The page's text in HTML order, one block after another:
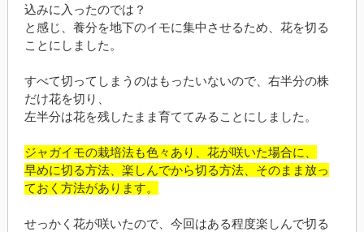
込みに入ったのでは？
と感じ、養分を地下のイモに集中させるため、花を切る
ことにしました。
すべて切ってしまうのはもったいないので、右半分の株
だけ花を切り、
左半分は花を残したまま育ててみることにしました。
ジャガイモの栽培法も色々あり、花が咲いた場合に、
早めに切る方法、楽しんでから切る方法、そのまま放っ
ておく方法があります。
せっかく花が咲いたので、今回はある程度楽しんで切る